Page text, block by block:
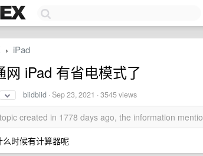
› iPad
网 iPad 有省电模式了
biidbiid ·Sep 23, 2021 · 3545 views
created in 1778 days ago, the information
么时候有计算器呢